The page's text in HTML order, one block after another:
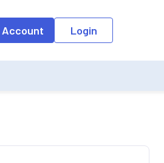
field, the suggestion list will be
Account Login